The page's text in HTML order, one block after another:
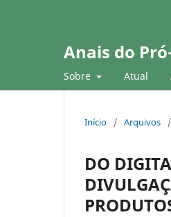
Anais do
Sobre Atual
Início / Arquivos /
DO